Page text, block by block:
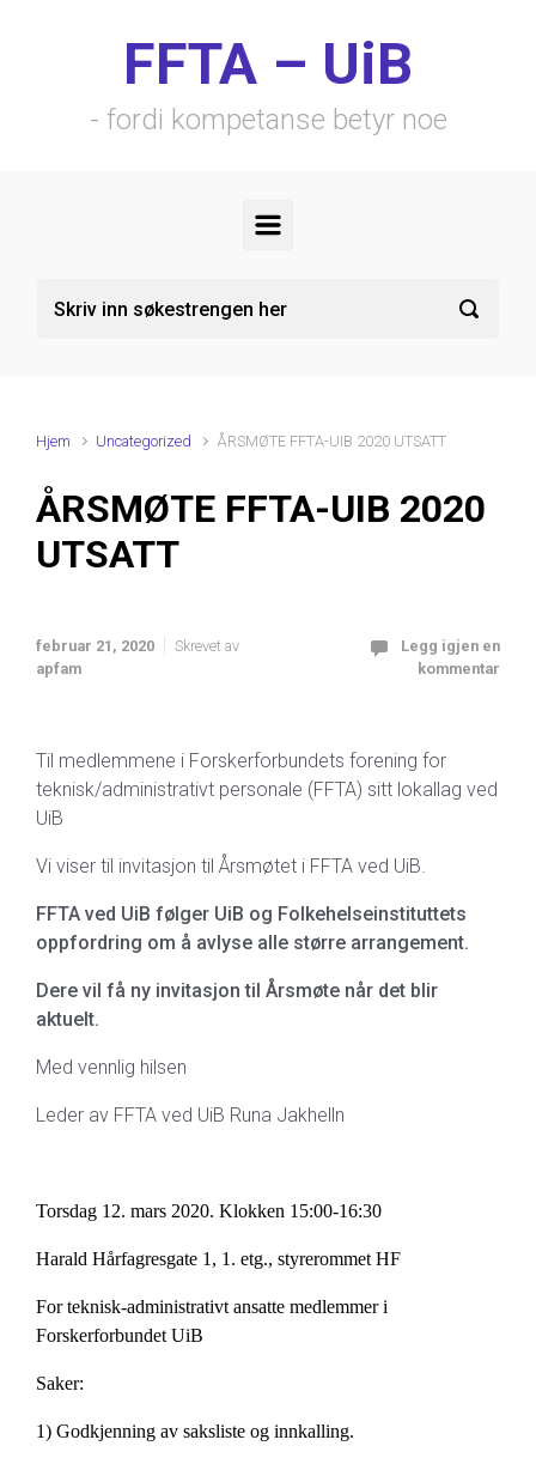
FFTA – UiB
- fordi kompetanse betyr noe
Hjem Uncategorized ÅRSMØTE FFTA-UIB 2020 UTSATT
ÅRSMØTE FFTA-UIB 2020
UTSATT
februar 21, 2020
Skrevet av
apfam
Legg igjen en
kommentar
Til medlemmene i Forskerforbundets forening for
teknisk/administrativt personale (FFTA) sitt lokallag ved
UiB
Vi viser til invitasjon til Årsmøtet i FFTA ved UiB.
FFTA ved UiB følger UiB og Folkehelseinstituttets
oppfordring om å avlyse alle større arrangement.
Dere vil få ny invitasjon til Årsmøte når det blir
aktuelt.
Med vennlig hilsen
Leder av FFTA ved UiB Runa Jakhelln
Torsdag 12. mars 2020. Klokken 15:00-16:30
Harald Hårfagresgate 1, 1. etg., styrerommet HF
For teknisk-administrativt ansatte medlemmer i
Forskerforbundet UiB
Saker:
1) Godkjenning av saksliste og innkalling.